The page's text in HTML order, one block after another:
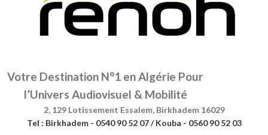
Votre Destination N°1 en Algérie Pour
l’Univers Audiovisuel & Mobilité
2, 129 Lotissement Essalem, Birkhadem 16029
Tel : Birkhadem - 0540 90 52 07 / Kouba - 0560 90 52 03